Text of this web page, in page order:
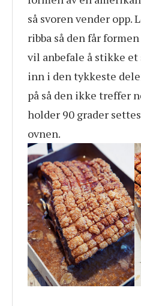
så svoren vender opp.
ribba så den får
vil anbefale å stikke
inn i den tykkeste
på så den ikke treffer
holder 90 grader
ovnen.